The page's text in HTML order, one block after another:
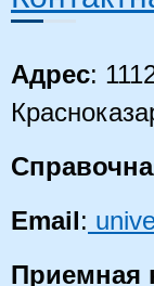
Адрес:
Email:
Приемная